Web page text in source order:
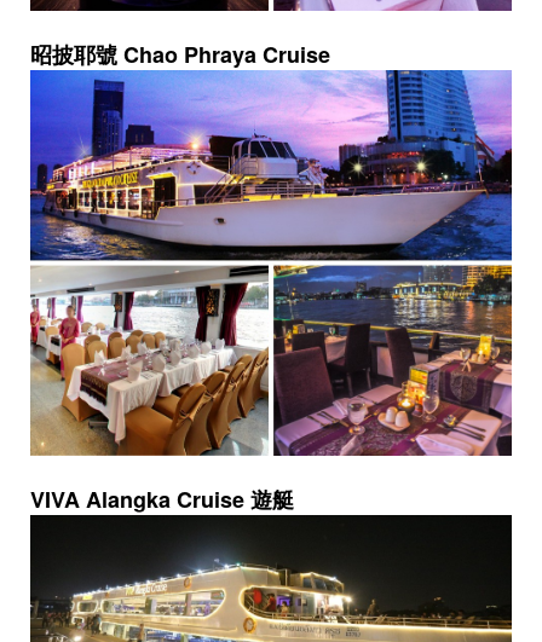
昭披耶號 Chao Phraya Cruise
VIVA Alangka Cruise 遊艇